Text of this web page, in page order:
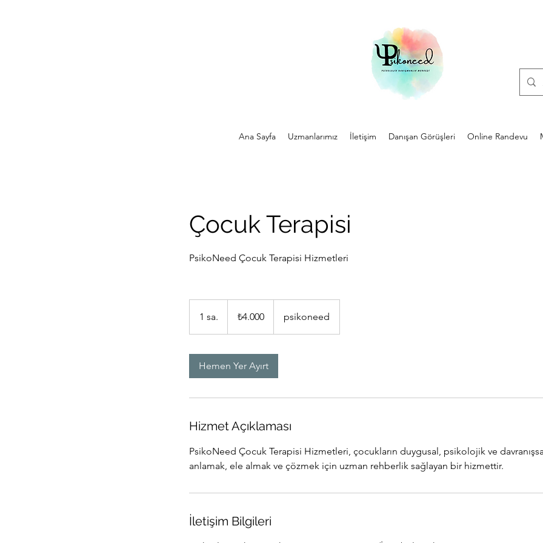
Ana Sayfa Uzmanlarımız İletişim Danışan Görüşleri Online Randevu
Çocuk Terapisi
PsikoNeed Çocuk Terapisi Hizmetleri
1 sa.
s
lirası₺4.000 psikoneed
Hemen Yer Ayırt
Hizmet Açıklaması
PsikoNeed Çocuk Terapisi Hizmetleri, çocukların duygusal, psikolojik ve
anlamak, ele almak ve çözmek için uzman rehberlik sağlayan bir hizmettir.
İletişim Bilgileri